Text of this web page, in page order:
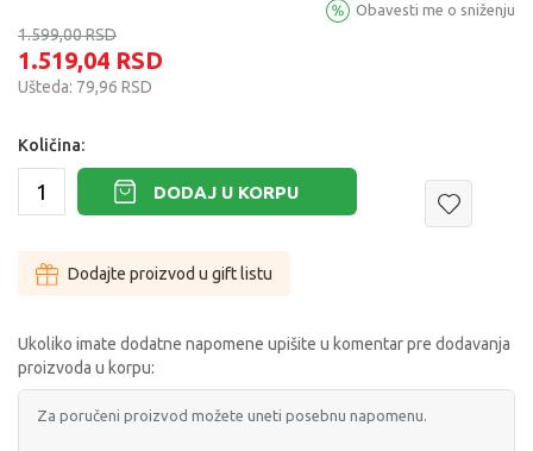
1.599,00RSD
1.519,04 RSD
Ušteda: 79,96 RSD
Obavesti me o sniženju
Količina:
DODAJ U KORPU
Dodajte proizvod u gift listu
Ukoliko imate dodatne napomene upišite u komentar pre dodavanja
proizvoda u korpu: